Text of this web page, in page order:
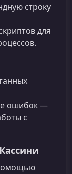
строку
для
ошибок —
с